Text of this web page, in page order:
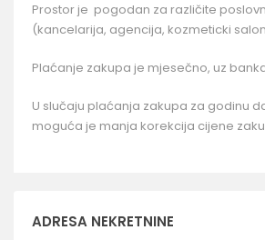
Prostor je pogodan za različite
(kancelarija, agencija, kozmeticki
Plaćanje zakupa je mjesečno, uz
U slučaju plaćanja zakupa za godinu
moguća je manja korekcija cijene
ADRESA NEKRETNINE